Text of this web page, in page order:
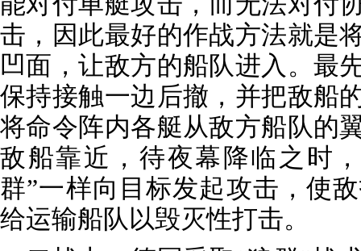
击，因此最好的作战方法就是
凹面，让敌方的船队进入。最
保持接触一边后撤，并把敌船
将命令阵内各艇从敌方船队的
敌船靠近，待夜幕降临之时
群”一样向目标发起攻击，使
给运输船队以毁灭性打击。